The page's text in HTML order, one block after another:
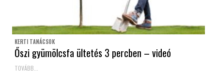
KERTI TANÁCSOK
Őszi gyümölcsfa ültetés 3 percben – videó
TOVÁBB...